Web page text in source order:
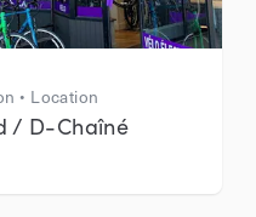
• Location
/ D-Chaîné